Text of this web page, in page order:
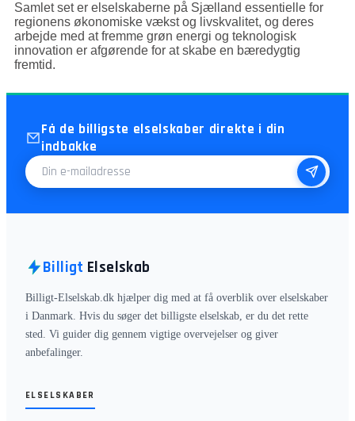
Samlet set er elselskaberne på Sjælland essentielle for
regionens økonomiske vækst og livskvalitet, og deres
arbejde med at fremme grøn energi og teknologisk
innovation er afgørende for at skabe en bæredygtig
fremtid.
Få de billigste elselskaber direkte i din
indbakke
E-mailadresse
Billigt Elselskab
Billigt-Elselskab.dk hjælper dig med at få overblik over elselskaber
i Danmark. Hvis du søger det billigste elselskab, er du det rette
sted. Vi guider dig gennem vigtige overvejelser og giver
anbefalinger.
ELSELSKABER